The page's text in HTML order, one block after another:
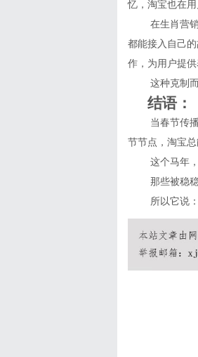
忆，淘宝也在用
在生肖营
都能接入自己
作，为用户提供
这种克制
结语：
当春节传
节节点，淘宝总
这个马年
那些被稳
所以它说